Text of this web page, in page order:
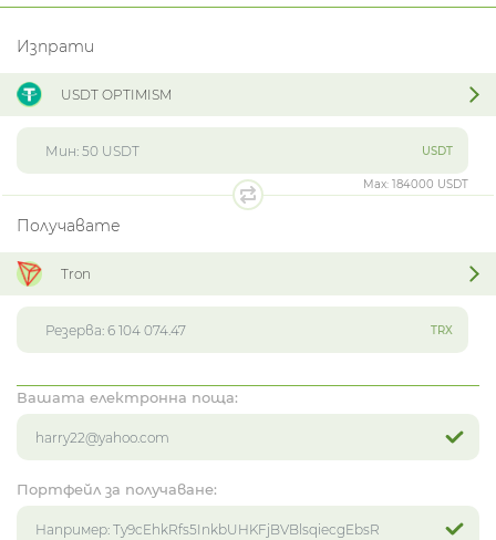
Изпрати
USDT OPTIMISM
USDT
Max: 184000 USDT
Получавате
Tron
TRX
Вашата електронна поща:
Портфейл за получаване: